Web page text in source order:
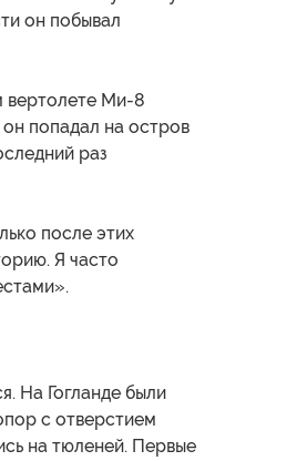
он побывал
вертолете Ми-8
попадал на остров
раз
после этих
Я часто
На Гогланде были
с отверстием
на тюленей. Первые